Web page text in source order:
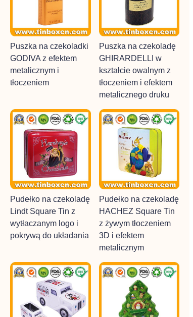
Puszka na czekoladki
GODIVA z efektem
metalicznym i
tłoczeniem
Puszka na czekoladę
GHIRARDELLI w
kształcie owalnym z
tłoczeniem i efektem
metalicznego druku
Pudełko na czekoladę
Lindt Square Tin z
wytłaczanym logo i
pokrywą do układania
Pudełko na czekoladę
HACHEZ Square Tin
z żywym tłoczeniem
3D i efektem
metalicznym